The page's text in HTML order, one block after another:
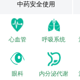
中药安全使用
心血管 呼吸系统
眼科 内分泌代谢